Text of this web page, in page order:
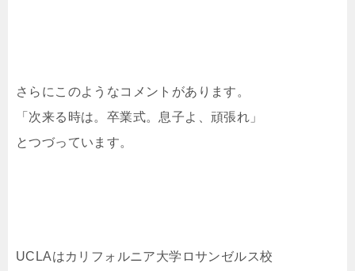
さらにこのようなコメントがあります。
「次来る時は。卒業式。息子よ、頑張れ」
とつづっています。
UCLAはカリフォルニア大学ロサンゼルス校